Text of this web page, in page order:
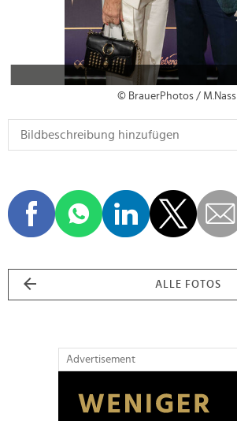
© BrauerPhotos / M.Nass
ALLE FOTOS
Advertisement